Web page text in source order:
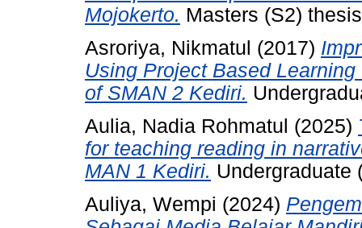
Mojokerto. Masters (S2)
Asroriya, Nikmatul (2017)
Using Project Based
of SMAN 2 Kediri.
Aulia, Nadia Rohmatul (2025)
for teaching reading in
MAN 1 Kediri. Undergraduate
Auliya, Wempi (2024)